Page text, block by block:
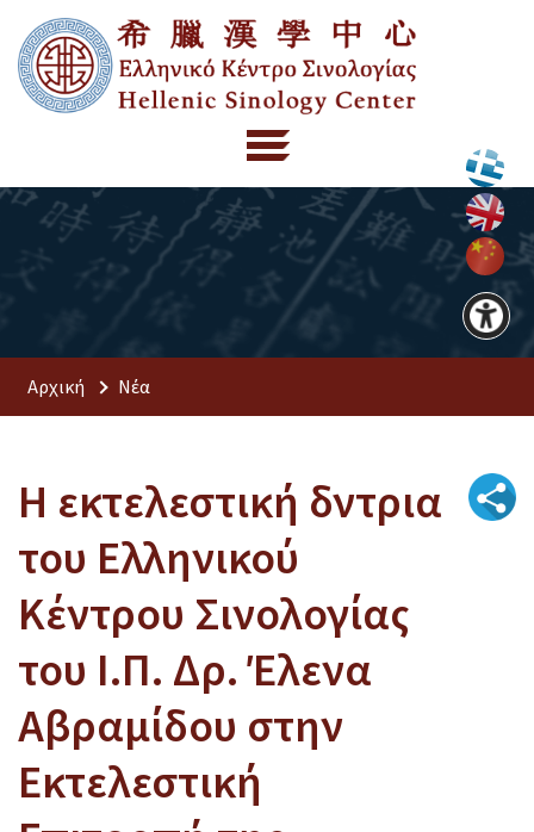
Αρχική Νέα
H εκτελεστική δντρια
του Ελληνικού
Κέντρου Σινολογίας
του Ι.Π. Δρ. Έλενα
Αβραμίδου στην
Εκτελεστική